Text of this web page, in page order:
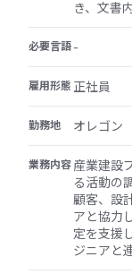
き、文書
・ビジネ
エンジニ
必要言語-
雇用形態 正社員
勤務地 オレゴン
業務内容産業建設
る活動の
顧客、設
アと協力
定を支援します。 【主な職務
ジニアと